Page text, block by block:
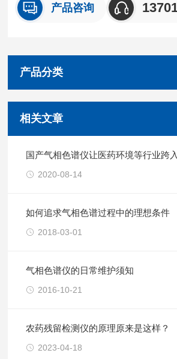
产品咨询
产品分类
相关文章
国产气相色谱仪让医药环境等行业跨
2020-08-14
如何追求气相色谱过程中的理想条件
2018-03-01
气相色谱仪的日常维护须知
2016-10-21
农药残留检测仪的原理原来是这样？
2023-04-18